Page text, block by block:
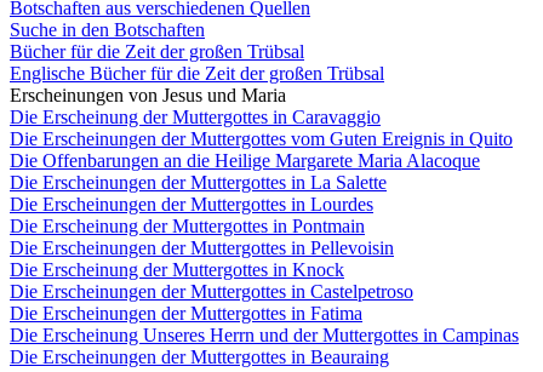
Botschaften aus verschiedenen Quellen
Suche in den Botschaften
Bücher für die Zeit der großen Trübsal
Englische Bücher für die Zeit der großen Trübsal
Erscheinungen von Jesus und Maria
Die Erscheinung der Muttergottes in Caravaggio
Die Erscheinungen der Muttergottes vom Guten Ereignis in Quito
Die Offenbarungen an die Heilige Margarete Maria Alacoque
Die Erscheinungen der Muttergottes in La Salette
Die Erscheinungen der Muttergottes in Lourdes
Die Erscheinung der Muttergottes in Pontmain
Die Erscheinungen der Muttergottes in Pellevoisin
Die Erscheinung der Muttergottes in Knock
Die Erscheinungen der Muttergottes in Castelpetroso
Die Erscheinungen der Muttergottes in Fatima
Die Erscheinung Unseres Herrn und der Muttergottes in Campinas
Die Erscheinungen der Muttergottes in Beauraing